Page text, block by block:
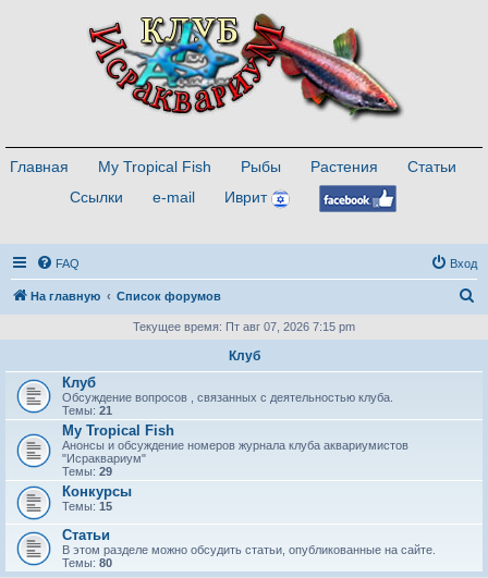
Главная My Tropical Fish Рыбы Растения
Статьи
Ссылки
e-mail Иврит
FAQ Вход
На главную Список форумов
с
Текущее время: Пт авг 07, 2026 7:15 pm
Клуб
Клуб
Обсуждение вопросов , связанных с деятельностью клуба.
Темы: 21
My Tropical Fish
Анонсы и обсуждение номеров журнала клуба аквариумистов
"Исраквариум"
Темы: 29
Конкурсы
Темы: 15
Статьи
В этом разделе можно обсудить статьи, опубликованные на сайте.
Темы: 80